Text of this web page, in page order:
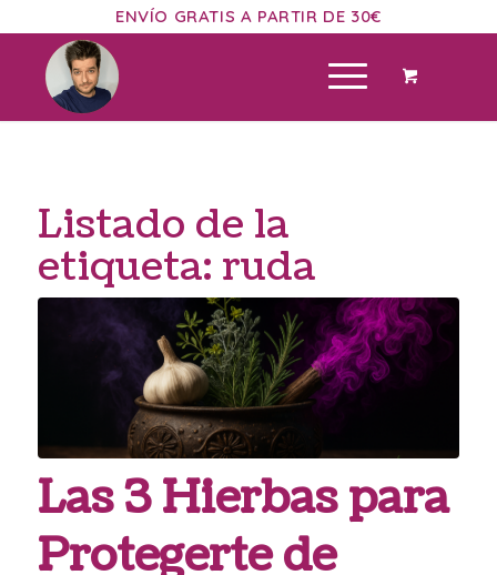
ENVÍO GRATIS A PARTIR DE 30€
Listado de la
etiqueta: ruda
Las 3 Hierbas para
Protegerte de